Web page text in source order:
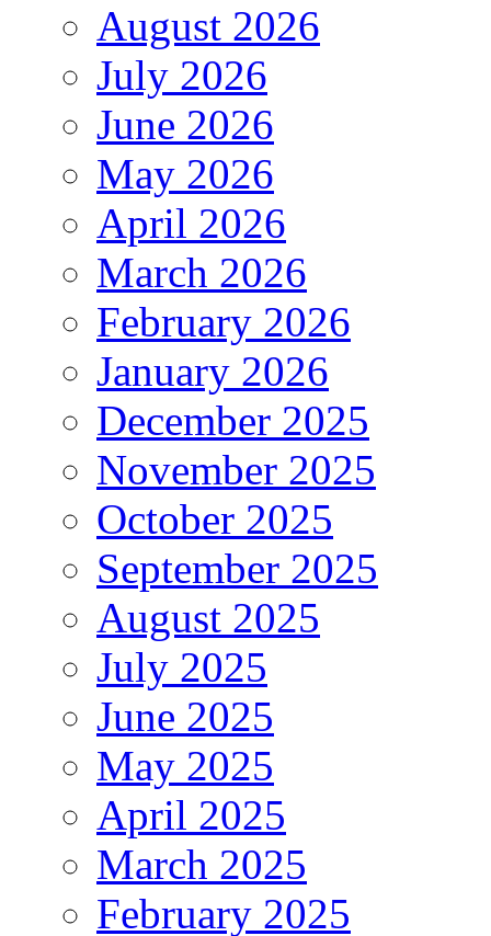
August 2026
July 2026
June 2026
May 2026
April 2026
March 2026
February 2026
January 2026
December 2025
November 2025
October 2025
September 2025
August 2025
July 2025
June 2025
May 2025
April 2025
March 2025
February 2025